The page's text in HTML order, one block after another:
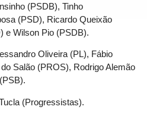
(PSDB), Tinho
(PSD), Ricardo Queixão
e Wilson Pio (PSDB).
Oliveira (PL), Fábio
Salão (PROS), Rodrigo Alemão
(Progressistas).